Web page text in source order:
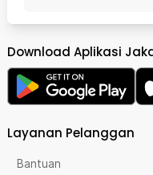
Download Aplikasi
Layanan Pelanggan
Bantuan